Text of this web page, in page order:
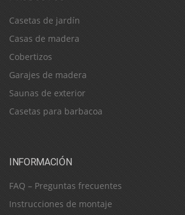
Casetas de jardín
Casas de madera
Cobertizos
Garajes de madera
Saunas de exterior
Casetas para barbacoa
INFORMACIÓN
FAQ – Preguntas frecuentes
Instrucciones de montaje